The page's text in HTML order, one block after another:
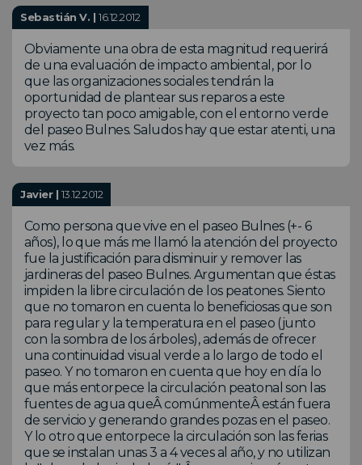
Sebastián V. |16.12.2012
Obviamente una obra de esta magnitud requerirá
de una evaluación de impacto ambiental, por lo
que las organizaciones sociales tendrán la
oportunidad de plantear sus reparos a este
proyecto tan poco amigable, con el entorno verde
del paseo Bulnes. Saludos hay que estar atenti, una
vez más.
Javier | 13.12.2012
Como persona que vive en el paseo Bulnes (+- 6
años), lo que más me llamó la atención del proyecto
fue la justificación para disminuir y remover las
jardineras del paseo Bulnes. Argumentan que éstas
impiden la libre circulación de los peatones. Siento
que no tomaron en cuenta lo beneficiosas que son
para regular y la temperatura en el paseo (junto
con la sombra de los árboles), además de ofrecer
una continuidad visual verde a lo largo de todo el
paseo. Y no tomaron en cuenta que hoy en día lo
que más entorpece la circulación peatonal son las
fuentes de agua queÂ comúnmenteÂ están fuera
de servicio y generando grandes pozas en el paseo.
Y lo otro que entorpece la circulación son las ferias
que se instalan unas 3 a 4 veces al año, y no utilizan